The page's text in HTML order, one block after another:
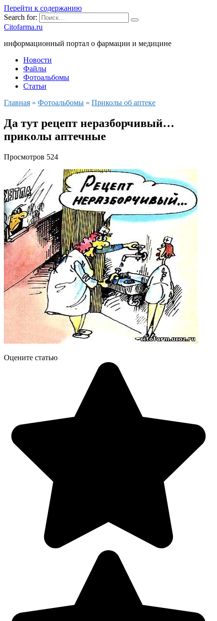
Перейти к содержанию
Search for:
Citofarma.ru
информационный портал о фармации и медицине
Новости
Файлы
Фотоальбомы
Статьи
Главная » Фотоальбомы » Приколы об аптеке
Да тут рецепт неразборчивый…
приколы аптечные
Просмотров 524
Оцените статью